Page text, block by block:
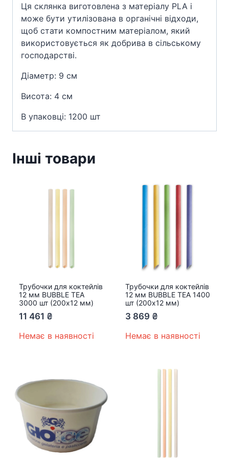
Ця склянка виготовлена з матеріалу PLA і
може бути утилізована в органічні відходи,
щоб стати компостним матеріалом, який
використовується як добрива в сільському
господарстві.
Діаметр: 9 см
Висота: 4 см
В упаковці: 1200 шт
Інші товари
Трубочки для коктейлів
12 мм BUBBLE TEA
3000 шт (200х12 мм)
11 461 ₴
Немає в наявності
Трубочки для коктейлів
12 мм BUBBLE TEA 1400
шт (200х12 мм)
3 869 ₴
Немає в наявності